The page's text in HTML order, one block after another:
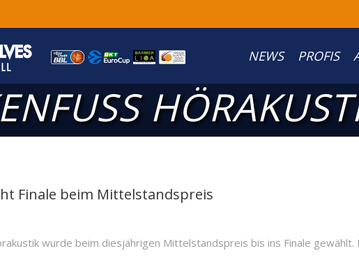
NEWS PROFIS
Finale beim Mittelstandspreis
wurde beim diesjährigen Mittelstandspreis bis ins Finale